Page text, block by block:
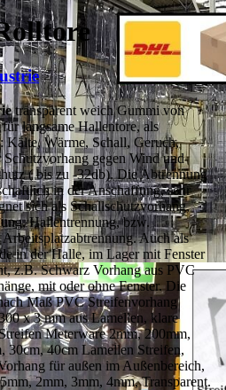
transparent weich Gummi von
langsame Hallentore, als
Kälte, Wärme, Schall, Geruch,
gegen Wind und
( bis zu -32db). Die Abtrennung
in der Anschaffung, sehr
sich als Schallschutzvorhang,
Hallentrennung, bzw.
Auch als
in der Halle, im Lager mit Fenster
z.B. Schwarz Vorhang aus PVC
mit oder ohne Fenster. Die
Maß PVC Streifenvorhang
x 3 mm aus Lamellen, klare
Meterware 2mm, 200mm,
30cm, 40cm Lamellen Streifen,
für außen im Außenbereich,
2mm, 3mm, 4mm, Transparent.